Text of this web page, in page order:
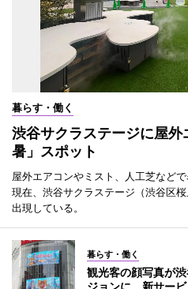
暮らす・働く
渋谷サクラステージに屋
暑」スポット
屋外エアコンやミスト、人工芝など
現在、渋谷サクラステージ（渋谷区
出現している。
暮らす・働く
観光客の顔写真が
ジョンに 新サービ